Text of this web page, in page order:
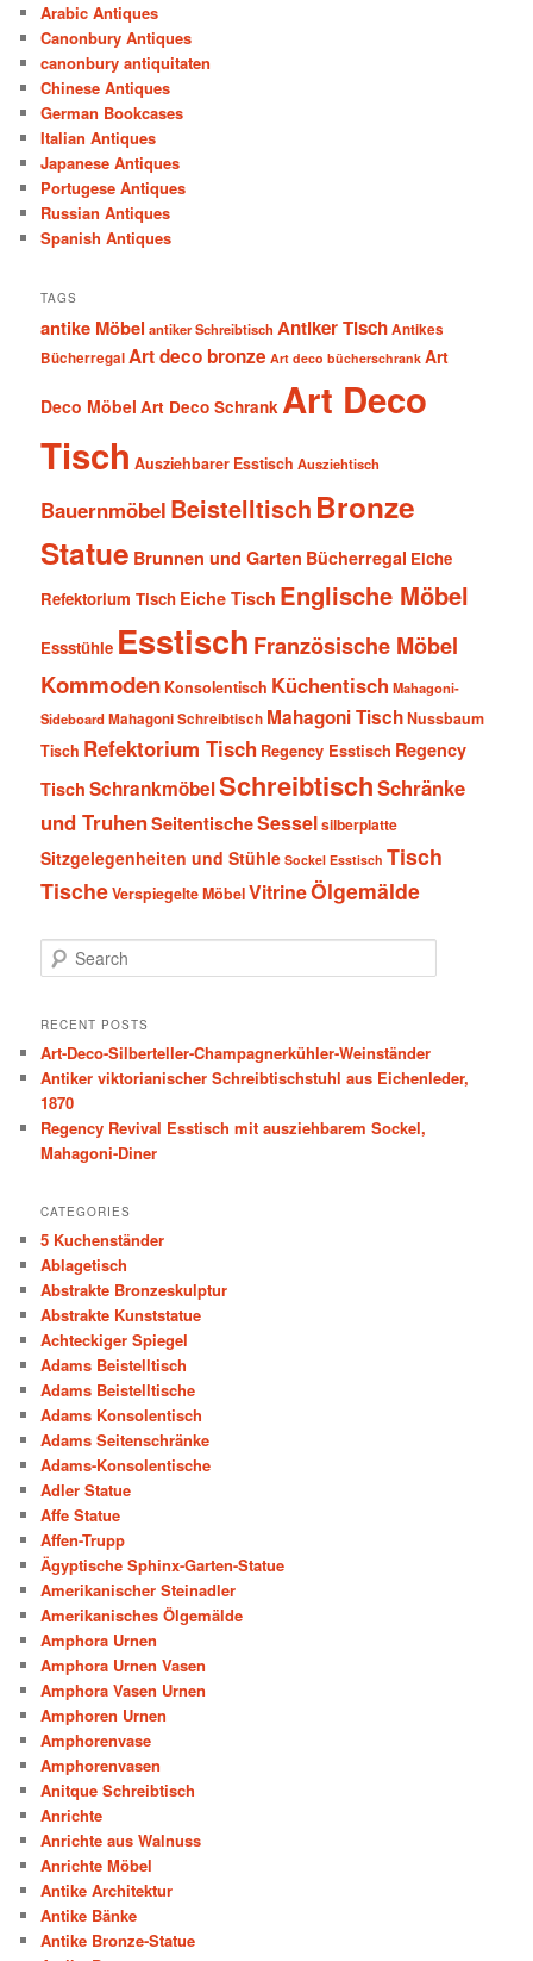
Arabic Antiques
Canonbury Antiques
canonbury antiquitaten
Chinese Antiques
German Bookcases
Italian Antiques
Japanese Antiques
Portugese Antiques
Russian Antiques
Spanish Antiques
TAGS
antike Möbel antiker Schreibtisch Antiker TischAntikes
BücherregalArt deco bronze Art deco bücherschrank Art
Deco Möbel Art Deco Schrank Art Deco
Tisch Ausziehbarer Esstisch Ausziehtisch
Bauernmöbel Beistelltisch Bronze
Statue Brunnen und Garten Bücherregal Eiche
Refektorium Tisch Eiche Tisch Englische Möbel
Essstühle Esstisch Französische Möbel
Kommoden Konsolentisch Küchentisch Mahagoni-
SideboardMahagoni Schreibtisch Mahagoni TischNussbaum
Tisch Refektorium Tisch Regency Esstisch Regency
Tisch SchrankmöbelSchreibtischSchränke
und TruhenSeitentischeSesselsilberplatte
Sitzgelegenheiten und Stühle Sockel Esstisch Tisch
TischeVerspiegelte MöbelVitrineÖlgemälde
e
r
h
RECENT POSTS
Art-Deco-Silberteller-Champagnerkühler-Weinständer
Antiker viktorianischer Schreibtischstuhl aus Eichenleder,
1870
Regency Revival Esstisch mit ausziehbarem Sockel,
Mahagoni-Diner
CATEGORIES
5 Kuchenständer
Ablagetisch
Abstrakte Bronzeskulptur
Abstrakte Kunststatue
Achteckiger Spiegel
Adams Beistelltisch
Adams Beistelltische
Adams Konsolentisch
Adams Seitenschränke
Adams-Konsolentische
Adler Statue
Affe Statue
Affen-Trupp
Ägyptische Sphinx-Garten-Statue
Amerikanischer Steinadler
Amerikanisches Ölgemälde
Amphora Urnen
Amphora Urnen Vasen
Amphora Vasen Urnen
Amphoren Urnen
Amphorenvase
Amphorenvasen
Anitque Schreibtisch
Anrichte
Anrichte aus Walnuss
Anrichte Möbel
Antike Architektur
Antike Bänke
Antike Bronze-Statue